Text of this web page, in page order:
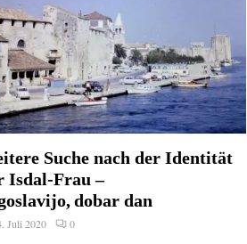
Suche nach der Identität
Isdal-Frau –
dobar dan
Juli 2020 0